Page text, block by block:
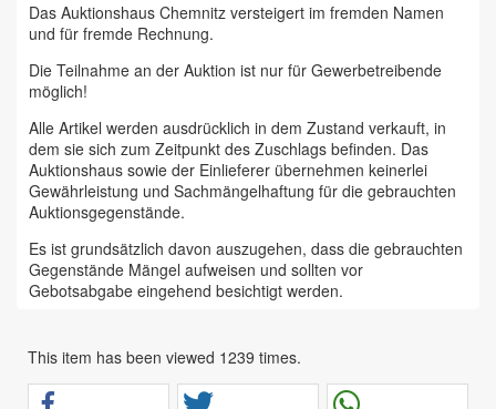
Das Auktionshaus Chemnitz versteigert im fremden Namen
und für fremde Rechnung.
Die Teilnahme an der Auktion ist nur für Gewerbetreibende
möglich!
Alle Artikel werden ausdrücklich in dem Zustand verkauft, in
dem sie sich zum Zeitpunkt des Zuschlags befinden. Das
Auktionshaus sowie der Einlieferer übernehmen keinerlei
Gewährleistung und Sachmängelhaftung für die gebrauchten
Auktionsgegenstände.
Es ist grundsätzlich davon auszugehen, dass die gebrauchten
Gegenstände Mängel aufweisen und sollten vor
Gebotsabgabe eingehend besichtigt werden.
dass sämtliche zum Verkauf stehende Artikel ungeprüft sind.
Bei allen zum Verkauf stehenden Fahrzeugen und Maschinen
ist davon auszugehen, dass diese bereits einen nicht
This item has been viewed 1239 times.